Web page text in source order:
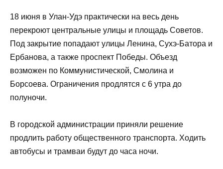
18 июня в Улан-Удэ практически на весь день
перекроют центральные улицы и площадь Советов.
Под закрытие попадают улицы Ленина, Сухэ-Батора и
Ербанова, а также проспект Победы. Объезд
возможен по Коммунистической, Смолина и
Борсоева. Ограничения продлятся с 6 утра до
полуночи.
В городской администрации приняли решение
продлить работу общественного транспорта. Ходить
автобусы и трамваи будут до часа ночи.